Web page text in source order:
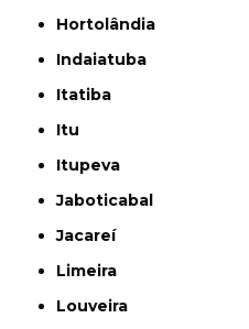
Hortolândia
Indaiatuba
Itatiba
Itu
Itupeva
Jaboticabal
Jacareí
Limeira
Louveira